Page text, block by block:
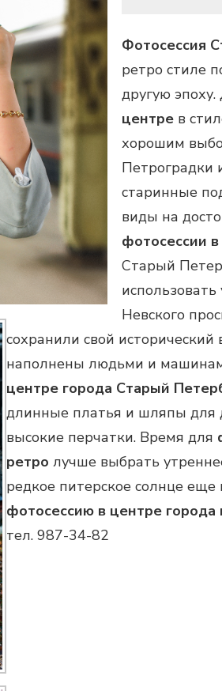
Фотосессия
ретро стиле
другую
центре в
хорошим
Петроградки
старинные
виды на
фотосессии
Старый
Невского
сохранили свой
наполнены людьми и
центре города Старый
длинные платья и шляпы для
высокие перчатки. Время для
ретро лучше выбрать
редкое питерское солнце еще
фотосессию в центре города
тел. 987-34-82